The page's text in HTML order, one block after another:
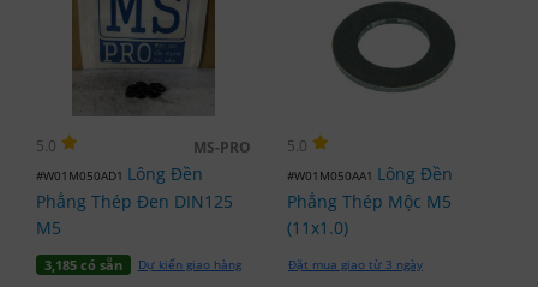
5.0 MS-PRO
#W01M050AD1 Lông Đền
Phẳng Thép Đen DIN125
M5
3,185 có sẵn Dự kiến giao hàng
5.0
#W01M050AA1 Lông Đền
Phẳng Thép Mộc M5
(11x1.0)
Đặt mua giao từ 3 ngày